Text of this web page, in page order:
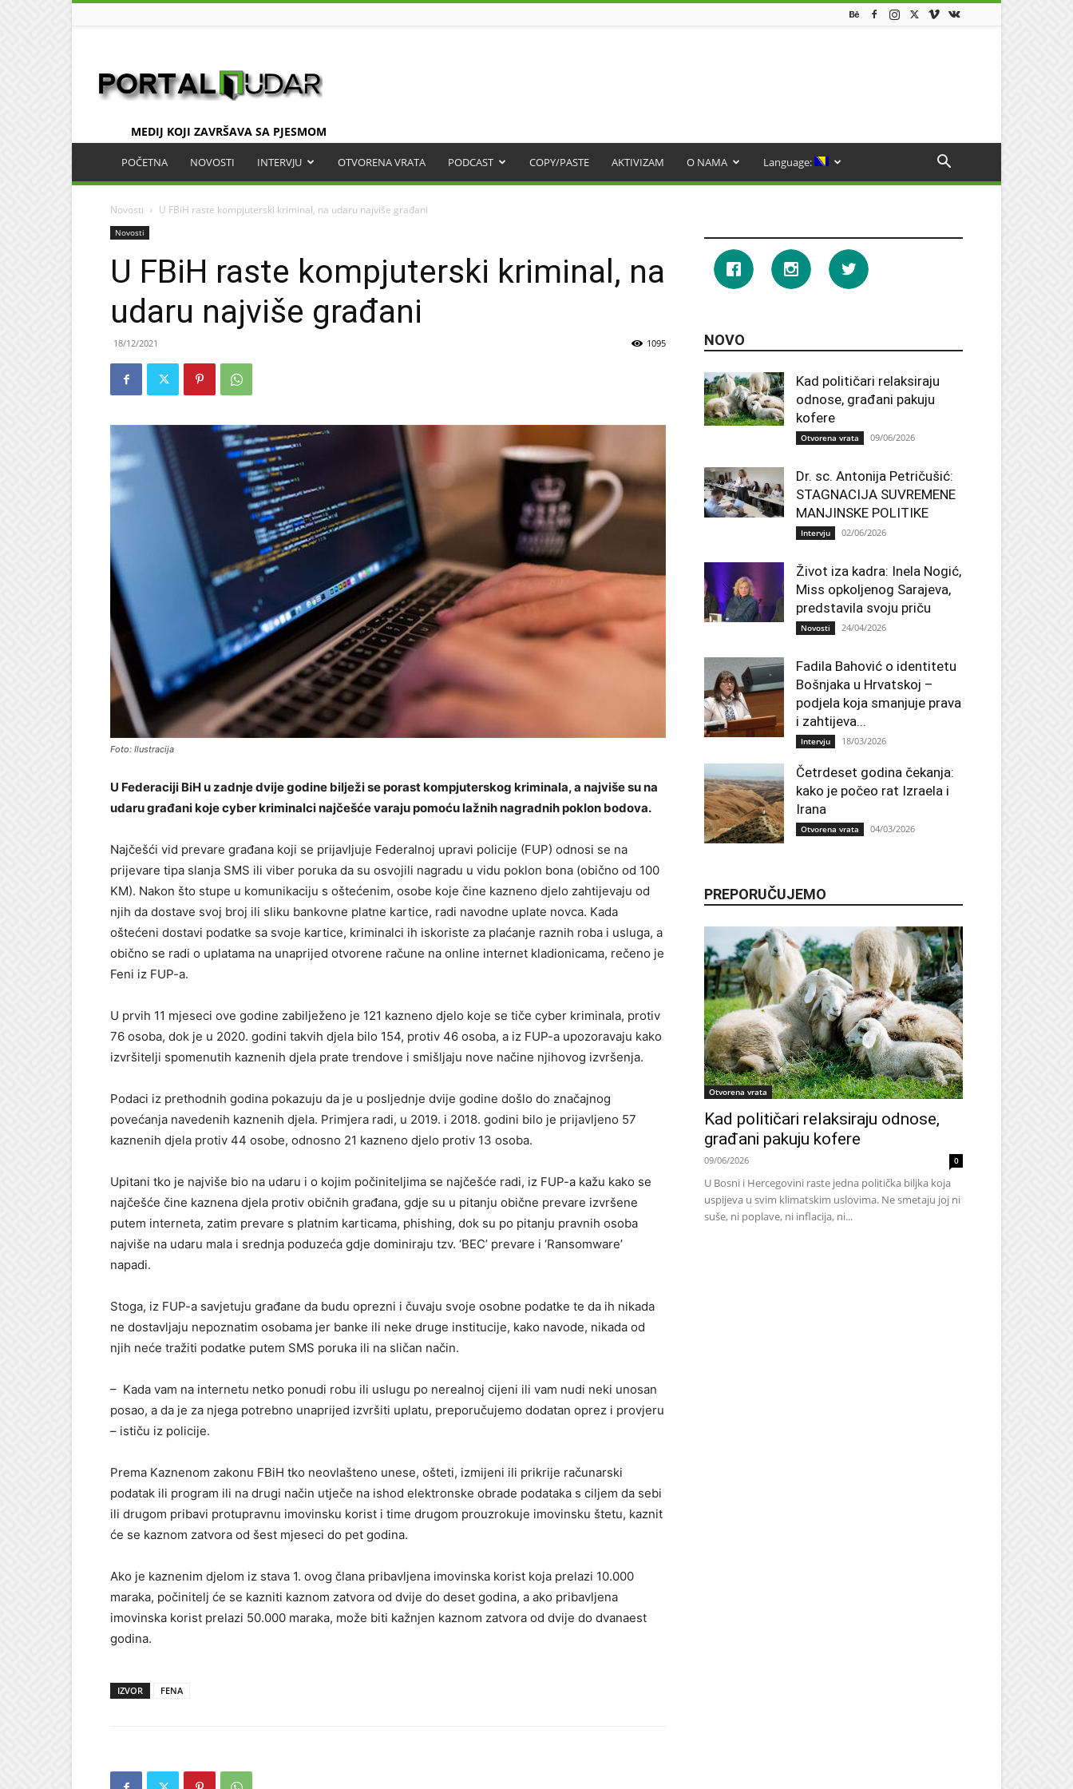
MEDIJ KOJI ZAVRŠAVA SA PJESMOM
POČETNA NOVOSTI INTERVJU OTVORENA VRATA PODCAST COPY/PASTE AKTIVIZAM O NAMA Language:
Novosti U FBiH raste kompjuterski kriminal, na udaru najviše građani
Novosti
U FBiH raste kompjuterski kriminal, na
udaru najviše građani
18/12/2021 1095
Foto: Ilustracija
U Federaciji BiH u zadnje dvije godine bilježi se porast kompjuterskog kriminala, a najviše su na
udaru građani koje cyber kriminalci najčešće varaju pomoću lažnih nagradnih poklon bodova.
Najčešći vid prevare građana koji se prijavljuje Federalnoj upravi policije (FUP) odnosi se na
prijevare tipa slanja SMS ili viber poruka da su osvojili nagradu u vidu poklon bona (obično od 100
KM). Nakon što stupe u komunikaciju s oštećenim, osobe koje čine kazneno djelo zahtijevaju od
njih da dostave svoj broj ili sliku bankovne platne kartice, radi navodne uplate novca. Kada
oštećeni dostavi podatke sa svoje kartice, kriminalci ih iskoriste za plaćanje raznih roba i usluga, a
obično se radi o uplatama na unaprijed otvorene račune na online internet kladionicama, rečeno je
Feni iz FUP-a.
U prvih 11 mjeseci ove godine zabilježeno je 121 kazneno djelo koje se tiče cyber kriminala, protiv
76 osoba, dok je u 2020. godini takvih djela bilo 154, protiv 46 osoba, a iz FUP-a upozoravaju kako
izvršitelji spomenutih kaznenih djela prate trendove i smišljaju nove načine njihovog izvršenja.
Podaci iz prethodnih godina pokazuju da je u posljednje dvije godine došlo do značajnog
povećanja navedenih kaznenih djela. Primjera radi, u 2019. i 2018. godini bilo je prijavljeno 57
kaznenih djela protiv 44 osobe, odnosno 21 kazneno djelo protiv 13 osoba.
Upitani tko je najviše bio na udaru i o kojim počiniteljima se najčešće radi, iz FUP-a kažu kako se
najčešće čine kaznena djela protiv običnih građana, gdje su u pitanju obične prevare izvršene
putem interneta, zatim prevare s platnim karticama, phishing, dok su po pitanju pravnih osoba
najviše na udaru mala i srednja poduzeća gdje dominiraju tzv. ‘BEC’ prevare i ‘Ransomware’
napadi.
Stoga, iz FUP-a savjetuju građane da budu oprezni i čuvaju svoje osobne podatke te da ih nikada
ne dostavljaju nepoznatim osobama jer banke ili neke druge institucije, kako navode, nikada od
njih neće tražiti podatke putem SMS poruka ili na sličan način.
– Kada vam na internetu netko ponudi robu ili uslugu po nerealnoj cijeni ili vam nudi neki unosan
posao, a da je za njega potrebno unaprijed izvršiti uplatu, preporučujemo dodatan oprez i provjeru
– ističu iz policije.
Prema Kaznenom zakonu FBiH tko neovlašteno unese, ošteti, izmijeni ili prikrije računarski
podatak ili program ili na drugi način utječe na ishod elektronske obrade podataka s ciljem da sebi
ili drugom pribavi protupravnu imovinsku korist i time drugom prouzrokuje imovinsku štetu, kaznit
će se kaznom zatvora od šest mjeseci do pet godina.
Ako je kaznenim djelom iz stava 1. ovog člana pribavljena imovinska korist koja prelazi 10.000
maraka, počinitelj će se kazniti kaznom zatvora od dvije do deset godina, a ako pribavljena
imovinska korist prelazi 50.000 maraka, može biti kažnjen kaznom zatvora od dvije do dvanaest
godina.
IZVOR FENA
NOVO
Kad političari relaksiraju
odnose, građani pakuju
kofere
Otvorena vrata 09/06/2026
Dr. sc. Antonija Petričušić:
STAGNACIJA SUVREMENE
MANJINSKE POLITIKE
Intervju 02/06/2026
Život iza kadra: Inela Nogić,
Miss opkoljenog Sarajeva,
predstavila svoju priču
Novosti 24/04/2026
Fadila Bahović o identitetu
Bošnjaka u Hrvatskoj –
podjela koja smanjuje prava
i zahtijeva...
Intervju 18/03/2026
Četrdeset godina čekanja:
kako je počeo rat Izraela i
Irana
Otvorena vrata 04/03/2026
PREPORUČUJEMO
Otvorena vrata
Kad političari relaksiraju odnose,
građani pakuju kofere
09/06/2026 0
U Bosni i Hercegovini raste jedna politička biljka koja
uspijeva u svim klimatskim uslovima. Ne smetaju joj ni
suše, ni poplave, ni inflacija, ni...